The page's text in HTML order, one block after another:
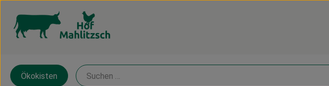
Ökokisten